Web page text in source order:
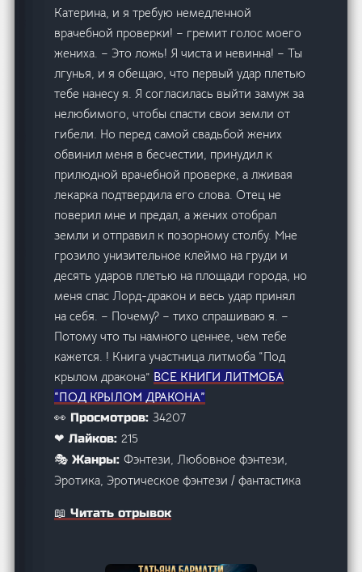
Катерина, и я требую немедленной
врачебной проверки! – гремит голос моего
жениха. – Это ложь! Я чиста и невинна! – Ты
лгунья, и я обещаю, что первый удар плетью
тебе нанесу я. Я согласилась выйти замуж за
нелюбимого, чтобы спасти свои земли от
гибели. Но перед самой свадьбой жених
обвинил меня в бесчестии, принудил к
прилюдной врачебной проверке, а лживая
лекарка подтвердила его слова. Отец не
поверил мне и предал, а жених отобрал
земли и отправил к позорному столбу. Мне
грозило унизительное клеймо на груди и
десять ударов плетью на площади города, но
меня спас Лорд-дракон и весь удар принял
на себя. – Почему? – тихо спрашиваю я. –
Потому что ты намного ценнее, чем тебе
кажется. ! Книга участница литмоба “Под
крылом дракона” ВСЕ КНИГИ ЛИТМОБА
“ПОД КРЫЛОМ ДРАКОНА”
👀 Просмотров:34207
❤ Лайков:215
🎭 Жанры:Фэнтези, Любовное фэнтези,
Эротика, Эротическое фэнтези / фантастика
📖 Читать отрывок